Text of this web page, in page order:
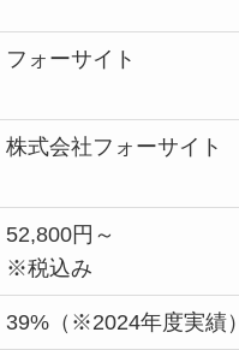
フォーサイト
株式会社フォーサイト
52,800円～
※税込み
39%（※2024年度実績）